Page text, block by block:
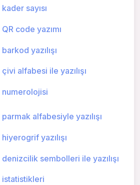
sayısı
code yazımı
yazılışı
alfabesi ile yazılışı
numerolojisi
alfabesiyle yazılışı
yazılışı
sembolleri ile yazılışı
istatistikleri